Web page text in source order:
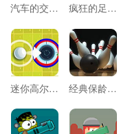
汽车的交通管制 疯狂的足球射门
迷你高尔夫世界 经典保龄球比赛